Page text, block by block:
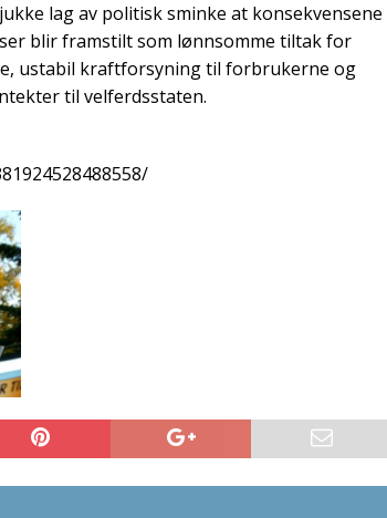
lag av politisk sminke at konsekvensene
blir framstilt som lønnsomme tiltak for
ustabil kraftforsyning til forbrukerne og
til velferdsstaten.